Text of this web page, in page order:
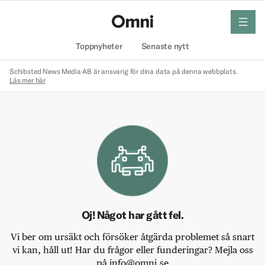
Toppnyheter Senaste nytt
meny
Schibsted News Media AB är ansvarig för dina data på denna webbplats.
Läs mer här
Oj! Något har gått fel.
Vi ber om ursäkt och försöker åtgärda problemet så snart
vi kan, håll ut! Har du frågor eller funderingar? Mejla oss